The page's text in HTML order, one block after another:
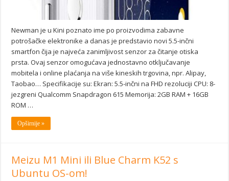
Newman je u Kini poznato ime po proizvodima zabavne
potrošačke elektronike a danas je predstavio novi 5.5-inčni
smartfon čija je najveća zanimljivost senzor za čitanje otiska
prsta. Ovaj senzor omogućava jednostavno otključavanje
mobitela i online plaćanja na više kineskih trgovina, npr. Alipay,
Taobao… Specifikacije su: Ekran: 5.5-inčni na FHD rezoluciji CPU: 8-
jezgreni Qualcomm Snapdragon 615 Memorija: 2GB RAM + 16GB
ROM …
Opširnije »
Meizu M1 Mini ili Blue Charm K52 s
Ubuntu OS-om!